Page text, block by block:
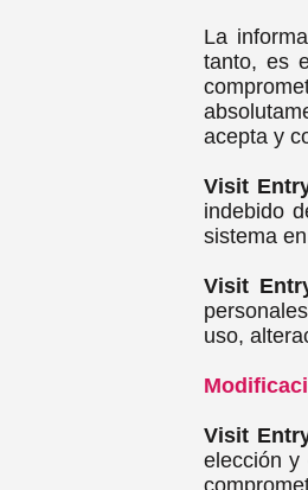
La
tanto, es
acepta y
Visit
indebido
sistema
Visit
uso,
Visit
elección y